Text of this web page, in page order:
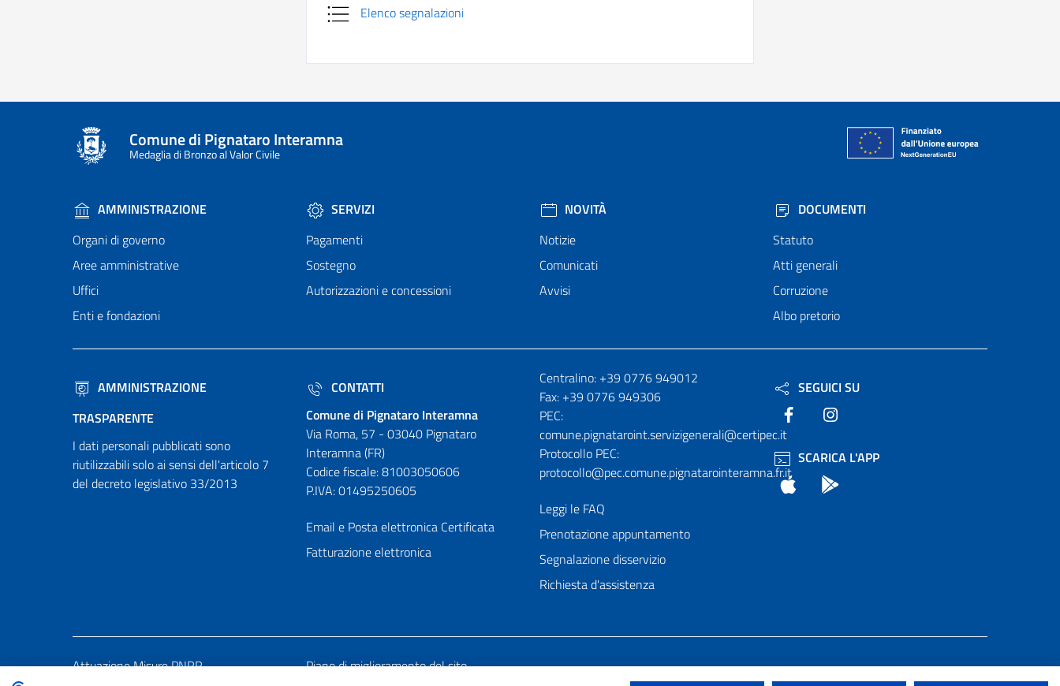
Elenco segnalazioni
Comune di Pignataro Interamna
Medaglia di Bronzo al Valor Civile
AMMINISTRAZIONE
Organi di governo
Aree amministrative
Uffici
Enti e fondazioni
SERVIZI
Pagamenti
Sostegno
Autorizzazioni e concessioni
NOVITÀ
Notizie
Comunicati
Avvisi
DOCUMENTI
Statuto
Atti generali
Corruzione
Albo pretorio
AMMINISTRAZIONE
TRASPARENTE
I dati personali pubblicati sono
riutilizzabili solo ai sensi dell'articolo 7
del decreto legislativo 33/2013
CONTATTI
Comune di Pignataro Interamna
Via Roma, 57 - 03040 Pignataro
Interamna (FR)
Codice fiscale: 81003050606
P.IVA: 01495250605
Email e Posta elettronica Certificata
Fatturazione elettronica
Numeri utili
Centralino: +39 0776 949012
Fax: +39 0776 949306
PEC:
comune.pignataroint.servizigenerali@certipec.it
Protocollo PEC:
protocollo@pec.comune.pignatarointeramna.fr.it
Leggi le FAQ
Prenotazione appuntamento
Segnalazione disservizio
Richiesta d'assistenza
SEGUICI SU
Facebook
SCARICA L'APP
App Store
Attuazione Misure PNRR Piano di miglioramento del sito